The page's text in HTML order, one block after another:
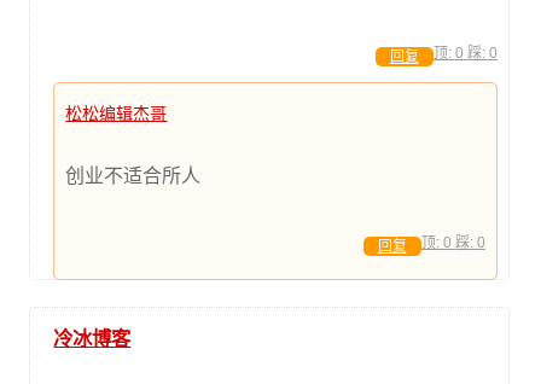
顶: 0 踩: 0
回复
松松编辑杰哥
创业不适合所人
顶: 0 踩: 0
回复
冷冰博客